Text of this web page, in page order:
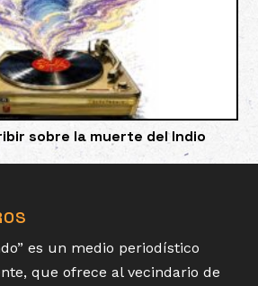
sobre la muerte del Indio
es un medio periodístico
que ofrece al vecindario de